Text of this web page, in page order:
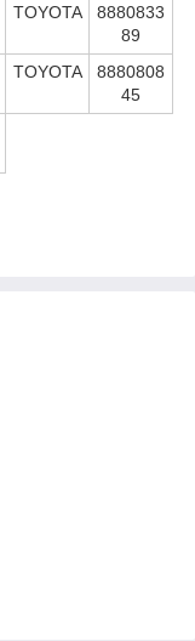
TOYOTA
8880833
89
TOYOTA
8880808
45